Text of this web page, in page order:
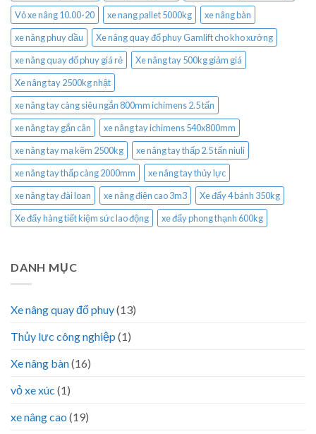
Vỏ xe nâng 10.00-20
xe nang pallet 5000kg
xe nâng bàn
xe nâng phuy dầu
Xe nâng quay đổ phuy Gamlift cho kho xưởng
xe nâng quay đổ phuy giá rẻ
Xe nâng tay 500kg giảm giá
Xe nâng tay 2500kg nhật
xe nâng tay càng siêu ngắn 800mm ichimens 2.5 tấn
xe nâng tay gắn cân
xe nâng tay ichimens 540x800mm
xe nâng tay mạ kẽm 2500kg
xe nâng tay thấp 2.5 tấn niuli
xe nâng tay thấp càng 2000mm
xe nâng tay thủy lực
xe nâng tay đài loan
xe nâng điện cao 3m3
Xe đẩy 4 bánh 350kg
Xe đẩy hàng tiết kiệm sức lao động
xe đẩy phong thạnh 600kg
DANH MỤC
Xe nâng quay đổ phuy(13)
Thủy lực công nghiệp (1)
Xe nâng bàn(16)
vỏ xe xúc (1)
xe nâng cao (19)